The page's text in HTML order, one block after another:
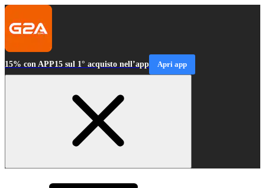
15% con APP15 sul 1° acquisto nell’app Apri app